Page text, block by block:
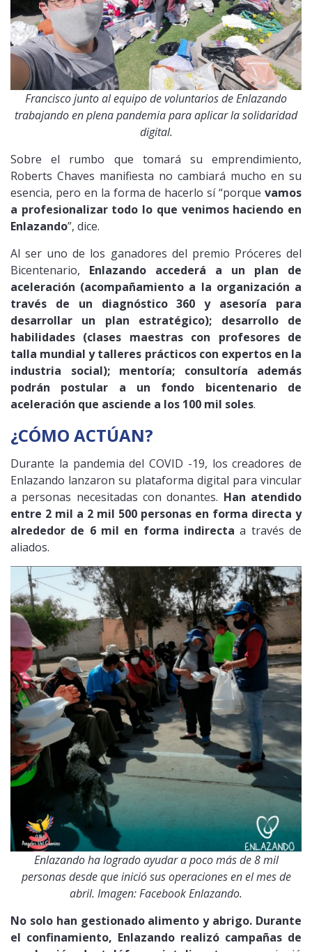
Francisco junto al equipo de voluntarios de Enlazando
trabajando en plena pandemia para aplicar la solidaridad
digital.
Sobre el rumbo que tomará su emprendimiento,
Roberts Chaves manifiesta no cambiará mucho en su
esencia, pero en la forma de hacerlo sí “porque vamos
a profesionalizar todo lo que venimos haciendo en
Enlazando”, dice.
Al ser uno de los ganadores del premio Próceres del
Bicentenario, Enlazando accederá a un plan de
aceleración (acompañamiento a la organización a
través de un diagnóstico 360 y asesoría para
desarrollar un plan estratégico); desarrollo de
habilidades (clases maestras con profesores de
talla mundial y talleres prácticos con expertos en la
industria social); mentoría; consultoría además
podrán postular a un fondo bicentenario de
aceleración que asciende a los 100 mil soles.
¿CÓMO ACTÚAN?
Durante la pandemia del COVID -19, los creadores de
Enlazando lanzaron su plataforma digital para vincular
a personas necesitadas con donantes. Han atendido
entre 2 mil a 2 mil 500 personas en forma directa y
alrededor de 6 mil en forma indirecta a través de
aliados.
Enlazando ha logrado ayudar a poco más de 8 mil
personas desde que inició sus operaciones en el mes de
abril. Imagen: Facebook Enlazando.
No solo han gestionado alimento y abrigo. Durante
el confinamiento, Enlazando realizó campañas de